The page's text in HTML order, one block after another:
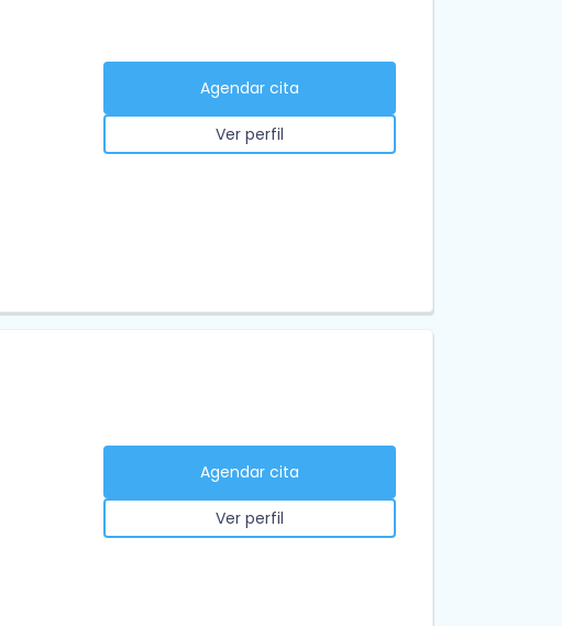
Agendar cita
Ver perfil
Agendar cita
Ver perfil